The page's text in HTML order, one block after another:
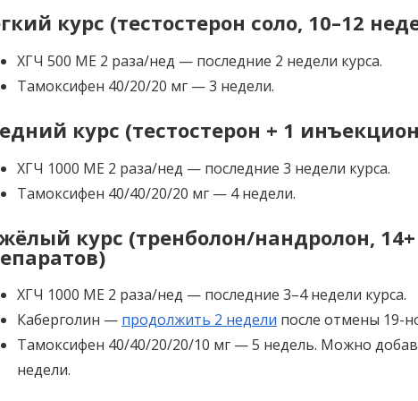
курс (тестостерон соло, 10–12
ХГЧ 500 МЕ 2 раза/нед — последние 2 недели курса.
Тамоксифен 40/20/20 мг — 3 недели.
курс (тестостерон + 1
ХГЧ 1000 МЕ 2 раза/нед — последние 3 недели курса.
Тамоксифен 40/40/20/20 мг — 4 недели.
курс (тренболон/нандролон,
ХГЧ 1000 МЕ 2 раза/нед — последние 3–4 недели курса.
Каберголин — продолжить 2 недели после отмены 19-
Тамоксифен 40/40/20/20/10 мг — 5 недель. Можно
недели.